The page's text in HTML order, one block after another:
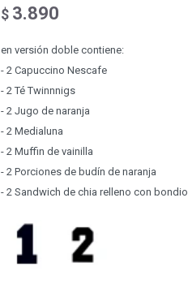
$ 3.890
en versión doble contiene:
- 2 Capuccino Nescafe
- 2 Té Twinnnigs
- 2 Jugo de naranja
- 2 Medialuna
- 2 Muffin de vainilla
- 2 Porciones de budín de naranja
- 2 Sandwich de chia relleno con